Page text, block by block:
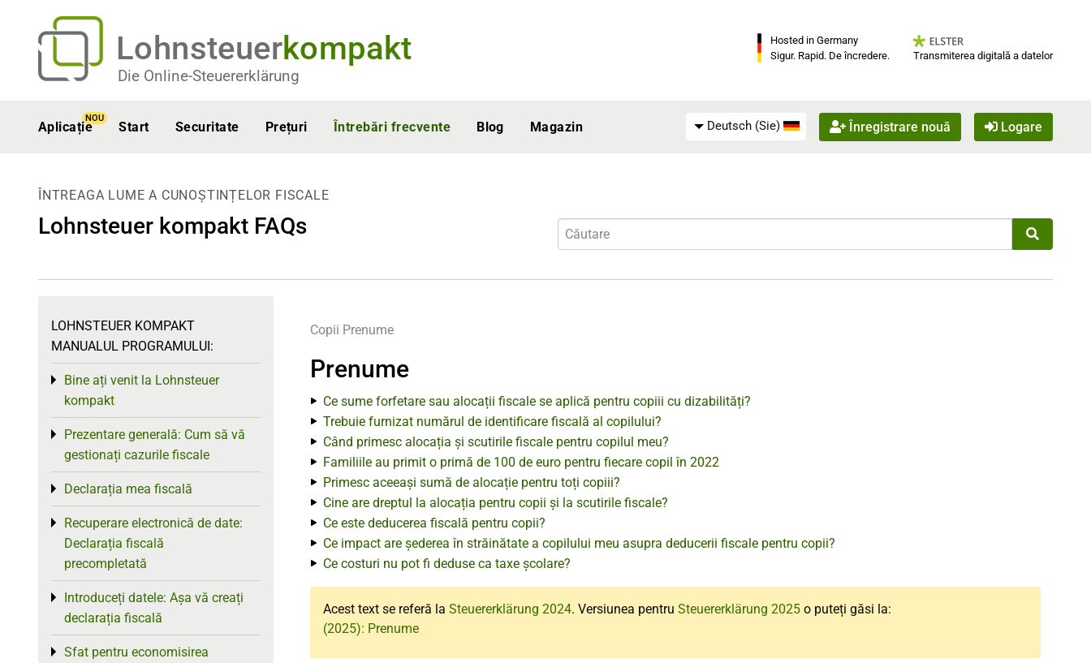
Lohnsteuerkompakt
Die Online-Steuererklärung
Hosted in Germany
Sigur. Rapid. De încredere.
Transmiterea digitală a datelor
Aplicație
NOU
Start Securitate Prețuri Întrebări frecvente Blog Magazin Deutsch (Sie) Înregistrare nouă Logare
ÎNTREAGA LUME A CUNOȘTINȚELOR FISCALE
Lohnsteuer kompakt FAQs
Copii Prenume
Prenume
Ce sume forfetare sau alocații fiscale se aplică pentru copiii cu dizabilități?
Trebuie furnizat numărul de identificare fiscală al copilului?
Când primesc alocația și scutirile fiscale pentru copilul meu?
Familiile au primit o primă de 100 de euro pentru fiecare copil în 2022
Primesc aceeași sumă de alocație pentru toți copiii?
Cine are dreptul la alocația pentru copii și la scutirile fiscale?
Ce este deducerea fiscală pentru copii?
Ce impact are șederea în străinătate a copilului meu asupra deducerii fiscale pentru copii?
Ce costuri nu pot fi deduse ca taxe școlare?
Acest text se referă la Steuererklärung 2024. Versiunea pentru Steuererklärung 2025 o puteți găsi la:
(2025): Prenume
LOHNSTEUER KOMPAKT
MANUALUL PROGRAMULUI:
Bine ați venit la Lohnsteuer
kompakt
Toggle menu
Prezentare generală: Cum să vă
gestionați cazurile fiscale
Toggle menu
Declarația mea fiscală
Toggle menu
Recuperare electronică de date:
Declarația fiscală
precompletată
Toggle menu
Introduceți datele: Așa vă creați
declarația fiscală
Toggle menu
Sfat pentru economisirea
Toggle menu